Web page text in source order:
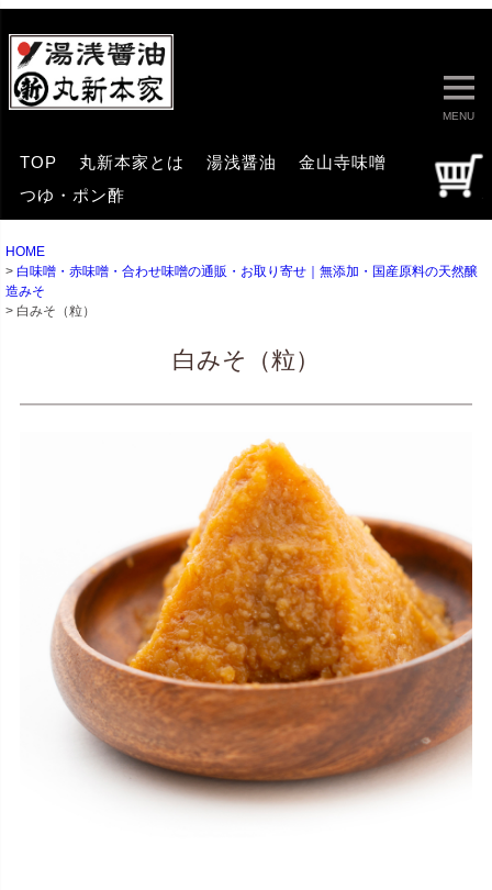
MENU
TOP 丸新本家とは 湯浅醤油
金山寺味噌
つゆ・ポン酢
HOME
白味噌・赤味噌・合わせ味噌の通販・お取り寄せ｜無添加・国産原料の天然醸
造みそ
白みそ（粒）
白みそ（粒）